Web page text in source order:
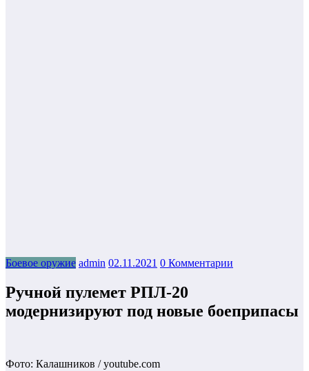
Боевое оружие admin 02.11.2021 0 Комментарии
Ручной пулемет РПЛ-20
модернизируют под новые боеприпасы
Фото: Калашников / youtube.com